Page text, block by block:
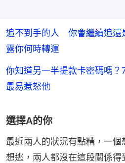
追不到手的人 你會繼續追還
露你何時轉運
你知道另一半提款卡密碼嗎
最易惹怒他
選擇A的你
最近兩人的狀況有點糟，一
想逃，兩人都沒在這段關係得